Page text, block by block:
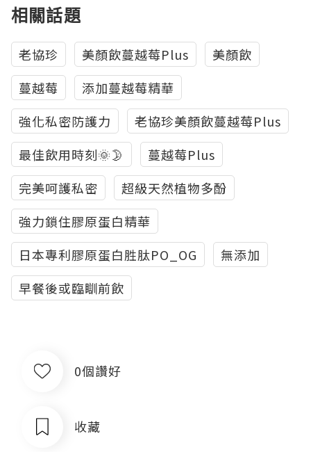
相關話題
老協珍 美顏飲蔓越莓Plus
美顏飲
蔓越莓
添加蔓越莓精華
強化私密防護力
老協珍美顏飲蔓越莓Plus
最佳飲用時刻🌞🌛
蔓越莓Plus
完美呵護私密
超級天然植物多酚
強力鎖住膠原蛋白精華
日本專利膠原蛋白胜肽PO_OG
無添加
早餐後或臨瞓前飲
0個讚好
收藏